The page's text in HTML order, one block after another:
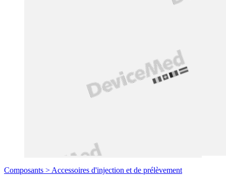
Composants > Accessoires d'injection et de prélèvement